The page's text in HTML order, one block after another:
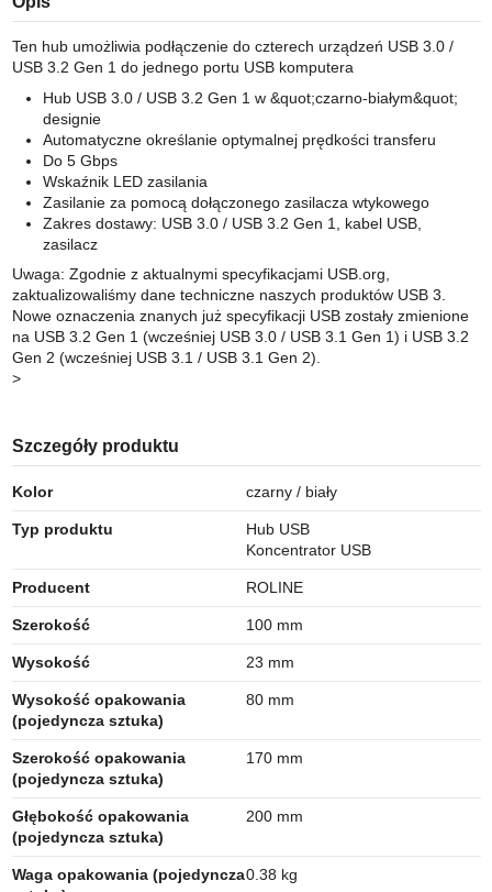
Ten hub umożliwia podłączenie do czterech urządzeń USB 3.0 /
USB 3.2 Gen 1 do jednego portu USB komputera
Hub USB 3.0 / USB 3.2 Gen 1 w &quot;czarno-białym&quot;
designie
Automatyczne określanie optymalnej prędkości transferu
Do 5 Gbps
Wskaźnik LED zasilania
Zasilanie za pomocą dołączonego zasilacza wtykowego
Zakres dostawy: USB 3.0 / USB 3.2 Gen 1, kabel USB,
zasilacz
Uwaga: Zgodnie z aktualnymi specyfikacjami USB.org,
zaktualizowaliśmy dane techniczne naszych produktów USB 3.
Nowe oznaczenia znanych już specyfikacji USB zostały zmienione
na USB 3.2 Gen 1 (wcześniej USB 3.0 / USB 3.1 Gen 1) i USB 3.2
Gen 2 (wcześniej USB 3.1 / USB 3.1 Gen 2).
>
Szczegóły produktu
Kolor czarny / biały
Typ produktu
Hub USB
Koncentrator USB
Producent ROLINE
Szerokość 100 mm
Wysokość 23 mm
Wysokość opakowania
(pojedyncza sztuka)
80 mm
Szerokość opakowania
(pojedyncza sztuka)
170 mm
Głębokość opakowania
(pojedyncza sztuka)
200 mm
Waga opakowania (pojedyncza0.38 kg